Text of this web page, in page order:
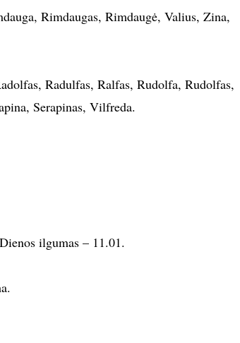
Rimdaugas, Rimdaugė, Valius, Zina,
Radulfas, Ralfas, Rudolfa, Rudolfas,
Serapinas, Vilfreda.
ilgumas – 11.01.